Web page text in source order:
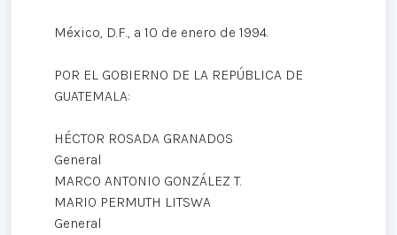
México, D.F., a 10 de enero de 1994.
POR EL GOBIERNO DE LA REPÚBLICA DE
GUATEMALA:
HÉCTOR ROSADA GRANADOS
General
MARCO ANTONIO GONZÁLEZ T.
MARIO PERMUTH LITSWA
General